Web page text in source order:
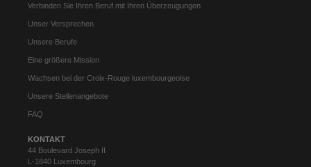
Verbinden Sie Ihren Beruf mit Ihren Überzeugungen
Unser Versprechen
Unsere Berufe
Eine größere Mission
Wachsen bei der Croix-Rouge luxembourgeoise
Unsere Stellenangebote
FAQ
KONTAKT
44 Boulevard Joseph II
L-1840 Luxembourg